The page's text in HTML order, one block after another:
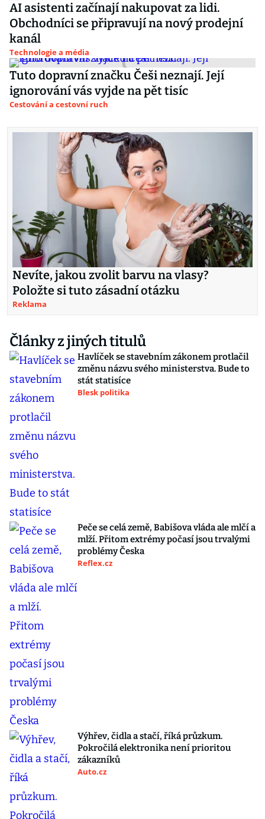
AI asistenti začínají nakupovat za lidi.
Obchodníci se připravují na nový prodejní
kanál
Technologie a média
Tuto dopravní značku Češi neznají. Její
ignorování vás vyjde na pět tisíc
Cestování a cestovní ruch
Nevíte, jakou zvolit barvu na vlasy?
Položte si tuto zásadní otázku
Reklama
Články z jiných titulů
Havlíček se stavebním zákonem protlačil
změnu názvu svého ministerstva. Bude to
stát statisíce
Blesk politika
Peče se celá země, Babišova vláda ale mlčí a
mlží. Přitom extrémy počasí jsou trvalými
problémy Česka
Reflex.cz
Výhřev, čidla a stačí, říká průzkum.
Pokročilá elektronika není prioritou
zákazníků
Auto.cz